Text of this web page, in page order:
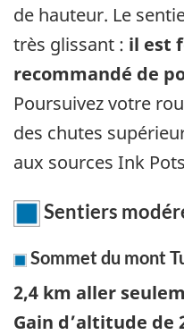
de hauteur. Le
très glissant : il est
recommandé de
Poursuivez votre
des chutes
aux sources Ink
Sentiers
Sommet du mont
2,4 km aller
Gain d’altitude de